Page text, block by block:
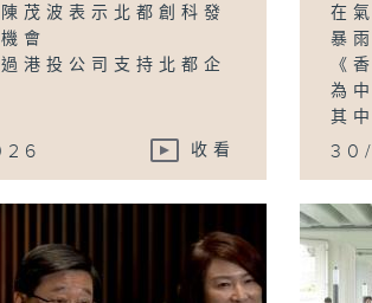
茂波表示北都創科發
會
港投公司支持北都企
收看
在
暴
《
為
其